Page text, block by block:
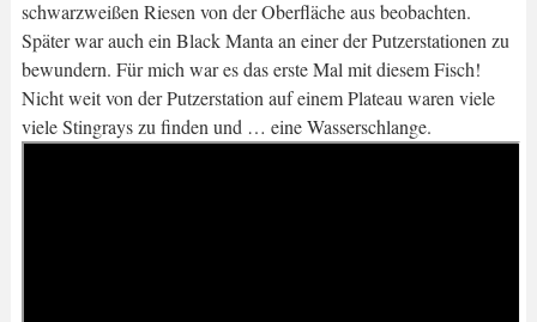
schwarzweißen Riesen von der Oberfläche aus beobachten.
Später war auch ein Black Manta an einer der Putzerstationen zu
bewundern. Für mich war es das erste Mal mit diesem Fisch!
Nicht weit von der Putzerstation auf einem Plateau waren viele
viele Stingrays zu finden und … eine Wasserschlange.